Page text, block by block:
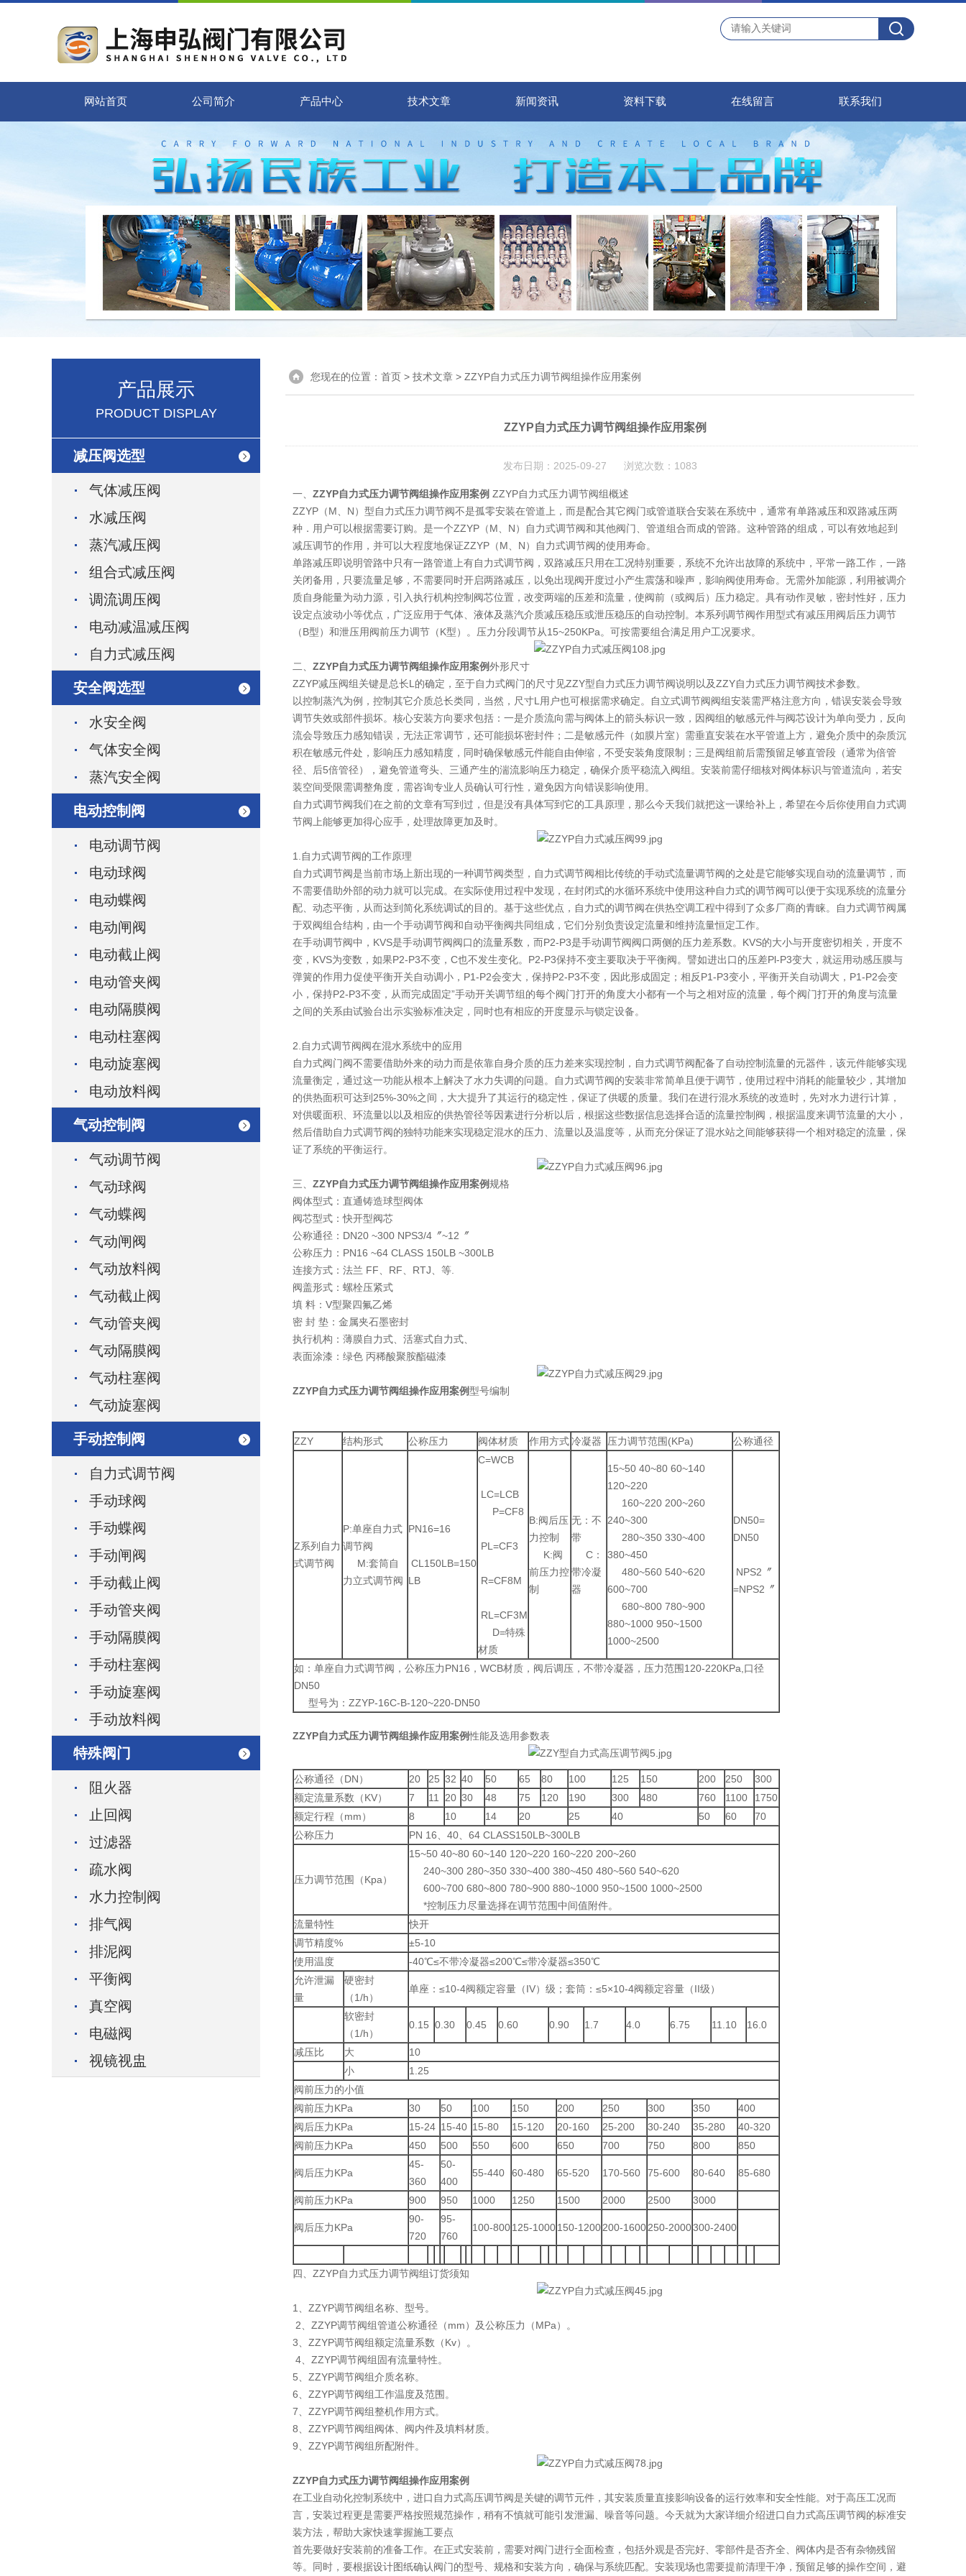
网站首页 公司简介 产品中心 技术文章 新闻资讯 资料下载 在线留言 联系我们
产品展示
PRODUCT DISPLAY
减压阀选型
气体减压阀
水减压阀
蒸汽减压阀
组合式减压阀
调流调压阀
电动减温减压阀
自力式减压阀
安全阀选型
水安全阀
气体安全阀
蒸汽安全阀
电动控制阀
电动调节阀
电动球阀
电动蝶阀
电动闸阀
电动截止阀
电动管夹阀
电动隔膜阀
电动柱塞阀
电动旋塞阀
电动放料阀
气动控制阀
气动调节阀
气动球阀
气动蝶阀
气动闸阀
气动放料阀
气动截止阀
气动管夹阀
气动隔膜阀
气动柱塞阀
气动旋塞阀
手动控制阀
自力式调节阀
手动球阀
手动蝶阀
手动闸阀
手动截止阀
手动管夹阀
手动隔膜阀
手动柱塞阀
手动旋塞阀
手动放料阀
特殊阀门
阻火器
止回阀
过滤器
疏水阀
水力控制阀
排气阀
排泥阀
平衡阀
真空阀
电磁阀
视镜视盅
您现在的位置： 首页 > 技术文章 > ZZYP自力式压力调节阀组操作应用案例
ZZYP自力式压力调节阀组操作应用案例
发布日期：2025-09-27 浏览次数：1083
一、 ZZYP自力式压力调节阀组操作应用案例 ZZYP自力式压力调节阀组概述
ZZYP（M、N）型自力式压力调节阀不是孤零安装在管道上，而是配合其它阀门或管道联合安装在系统中，通常有单路减压和双路减压两
种．用户可以根据需要订购。是一个ZZYP（M、N）自力式调节阀和其他阀门、管道组合而成的管路。这种管路的组成，可以有效地起到
减压调节的作用，并可以大程度地保证ZZYP（M、N）自力式调节阀的使用寿命。
单路减压即说明管路中只有一路管道上有自力式调节阀，双路减压只用在工况特别重要，系统不允许出故障的系统中，平常一路工作，一路
关闭备用，只要流量足够，不需要同时开启两路减压，以免出现阀开度过小产生震荡和噪声，影响阀使用寿命。无需外加能源，利用被调介
质自身能量为动力源，引入执行机构控制阀芯位置，改变两端的压差和流量，使阀前（或阀后）压力稳定。具有动作灵敏，密封性好，压力
设定点波动小等优点，广泛应用于气体、液体及蒸汽介质减压稳压或泄压稳压的自动控制。本系列调节阀作用型式有减压用阀后压力调节
（B型）和泄压用阀前压力调节（K型）。压力分段调节从15~250KPa。可按需要组合满足用户工况要求。
二、 ZZYP自力式压力调节阀组操作应用案例外形尺寸
ZZYP减压阀组关键是总长L的确定，至于自力式阀门的尺寸见ZZY型自力式压力调节阀说明以及ZZY自力式压力调节阀技术参数。
以控制蒸汽为例，控制其它介质总长类同，当然，尺寸L用户也可根据需求确定。
自立式调节阀阀组安装需严格注意方向，错误安装会导致
调节失效或部件损坏。核心安装方向要求包括：一是介质流向需与阀体上的箭头标识一致，因阀组的敏感元件与阀芯设计为单向受力，反向
流会导致压力感知错误，无法正常调节，还可能损坏密封件；二是敏感元件（如膜片室）需垂直安装在水平管道上方，避免介质中的杂质沉
积在敏感元件处，影响压力感知精度，同时确保敏感元件能自由伸缩，不受安装角度限制；三是阀组前后需预留足够直管段（通常为倍管
径、后5倍管径），避免管道弯头、三通产生的湍流影响压力稳定，确保介质平稳流入阀组。安装前需仔细核对阀体标识与管道流向，若安
装空间受限需调整角度，需咨询专业人员确认可行性，避免因方向错误影响使用。
自力式调节阀我们在之前的文章有写到过，但是没有具体写到它的工具原理，那么今天我们就把这一课给补上，希望在今后你使用自力式调
节阀上能够更加得心应手，处理故障更加及时。
1.自力式调节阀的工作原理
自力式调节阀是当前市场上新出现的一种调节阀类型，自力式调节阀相比传统的手动式流量调节阀的之处是它能够实现自动的流量调节，而
不需要借助外部的动力就可以完成。在实际使用过程中发现，在封闭式的水循环系统中使用这种自力式的调节阀可以便于实现系统的流量分
配、动态平衡，从而达到简化系统调试的目的。基于这些优点，自力式的调节阀在供热空调工程中得到了众多厂商的青睐。自力式调节阀属
于双阀组合结构，由一个手动调节阀和自动平衡阀共同组成，它们分别负责设定流量和维持流量恒定工作。
在手动调节阀中，KVS是手动调节阀阀口的流量系数，而P2-P3是手动调节阀阀口两侧的压力差系数。KVS的大小与开度密切相关，开度不
变，KVS为变数，如果P2-P3不变，C也不发生变化。P2-P3保持不变主要取决于平衡阀。譬如进出口的压差Pl-P3变大，就运用动感压膜与
弹簧的作用力促使平衡开关自动调小，P1-P2会变大，保持P2-P3不变，因此形成固定；相反P1-P3变小，平衡开关自动调大，P1-P2会变
小，保持P2-P3不变，从而完成固定”手动开关调节组的每个阀门打开的角度大小都有一个与之相对应的流量，每个阀门打开的角度与流量
之间的关系由试验台出示实验标准决定，同时也有相应的开度显示与锁定设备。
2.自力式调节阀阀在混水系统中的应用
自力式阀门阀不需要借助外来的动力而是依靠自身介质的压力差来实现控制，自力式调节阀配备了自动控制流量的元器件，该元件能够实现
流量衡定，通过这一功能从根本上解决了水力失调的问题。自力式调节阀的安装非常简单且便于调节，使用过程中消耗的能量较少，其增加
的供热面积可达到25%-30%之间，大大提升了其运行的稳定性，保证了供暖的质量。我们在进行混水系统的改造时，先对水力进行计算，
对供暖面积、环流量以以及相应的供热管径等因素进行分析以后，根据这些数据信息选择合适的流量控制阀，根据温度来调节流量的大小，
然后借助自力式调节阀的独特功能来实现稳定混水的压力、流量以及温度等，从而充分保证了混水站之间能够获得一个相对稳定的流量，保
证了系统的平衡运行。
三、 ZZYP自力式压力调节阀组操作应用案例规格
阀体型式：直通铸造球型阀体
阀芯型式：快开型阀芯
公称通径：DN20 ~300 NPS3/4〞~12〞
公称压力：PN16 ~64 CLASS 150LB ~300LB
连接方式：法兰 FF、RF、RTJ、等.
阀盖形式：螺栓压紧式
填 料：V型聚四氟乙烯
密 封 垫：金属夹石墨密封
执行机构：薄膜自力式、活塞式自力式、
表面涂漆：绿色 丙稀酸聚胺酯磁漆
ZZYP自力式压力调节阀组操作应用案例型号编制
ZZY 结构形式 公称压力 阀体材质 作用方式冷凝器 压力调节范围(KPa) 公称通径
Z系列自力
式调节阀
P:单座自力式
调节阀
M:套筒自
力立式调节阀
PN16=16
CL150LB=150
LB
C=WCB
LC=LCB
P=CF8
PL=CF3
R=CF8M
RL=CF3M
D=特殊
材质
B:阀后压
力控制
K:阀
前压力控
制
无：不
带
C：
带冷凝
器
15~50 40~80 60~140
120~220
160~220 200~260
240~300
280~350 330~400
380~450
480~560 540~620
600~700
680~800 780~900
880~1000 950~1500
1000~2500
DN50=
DN50
NPS2〞
=NPS2〞
如：单座自力式调节阀，公称压力PN16，WCB材质，阀后调压，不带冷凝器，压力范围120-220KPa,口径
DN50
型号为：ZZYP-16C-B-120~220-DN50
ZZYP自力式压力调节阀组操作应用案例性能及选用参数表
公称通径（DN） 20 25 32 40 50 65 80 100 125 150 200 250
300
额定流量系数（KV）
7 11 20 30 48 75 120 190 300 480 760 1100
1750
额定行程（mm）
8 10 14 20 25 40 50 60
70
公称压力
PN 16、40、64 CLASS150LB~300LB
压力调节范围（Kpa）
15~50 40~80 60~140 120~220 160~220 200~260
240~300 280~350 330~400 380~450 480~560 540~620
600~700 680~800 780~900 880~1000 950~1500 1000~2500
*控制压力尽量选择在调节范围中间值附件。
流量特性
快开
调节精度%
±5-10
使用温度
-40℃≤不带冷凝器≤200℃≤带冷凝器≤350℃
允许泄漏
量
硬密封
（1/h）
单座：≤10-4阀额定容量（IV）级；套筒：≤5×10-4阀额定容量（II级）
软密封
（1/h）
0.15 0.30 0.45 0.60 0.90 1.7 4.0 6.75 11.10 16.0
减压比 大
10
小
1.25
阀前压力的小值
阀前压力KPa
30 50 100 150 200 250 300 350
400
阀后压力KPa
15-24 15-40 15-80 15-120 20-160 25-200 30-240 35-280
40-320
阀前压力KPa
450 500 550 600 650 700 750 800 850
阀后压力KPa
45-
360
50-
400
55-440 60-480 65-520 170-560 75-600 80-640 85-680
阀前压力KPa 900 950 1000 1250 1500 2000 2500 3000
阀后压力KPa
90-
720
95-
760
100-800125-1000150-1200200-1600250-2000300-2400
四、ZZYP自力式压力调节阀组订货须知
1、ZZYP调节阀组名称、型号。
2、ZZYP调节阀组管道公称通径（mm）及公称压力（MPa）。
3、ZZYP调节阀组额定流量系数（Kv）。
4、ZZYP调节阀组固有流量特性。
5、ZZYP调节阀组介质名称。
6、ZZYP调节阀组工作温度及范围。
7、ZZYP调节阀组整机作用方式。
8、ZZYP调节阀组阀体、阀内件及填料材质。
9、ZZYP调节阀组所配附件。
ZZYP自力式压力调节阀组操作应用案例
在工业自动化控制系统中，进口自力式高压调节阀是关键的调节元件，其安装质量直接影响设备的运行效率和安全性能。对于高压工况而
言，安装过程更是需要严格按照规范操作，稍有不慎就可能引发泄漏、噪音等问题。今天就为大家详细介绍进口自力式高压调节阀的标准安
装方法，帮助大家快速掌握施工要点
首先要做好安装前的准备工作。在正式安装前，需要对阀门进行全面检查，包括外观是否完好、零部件是否齐全、阀体内是否有杂物残留
等。同时，要根据设计图纸确认阀门的型号、规格和安装方向，确保与系统匹配。安装现场也需要提前清理干净，预留足够的操作空间，避